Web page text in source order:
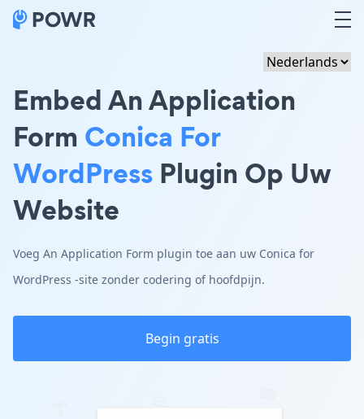
Embed An Application
Form Conica For
WordPress Plugin Op Uw
Website
Voeg An Application Form plugin toe aan uw Conica for
WordPress -site zonder codering of hoofdpijn.
Begin gratis